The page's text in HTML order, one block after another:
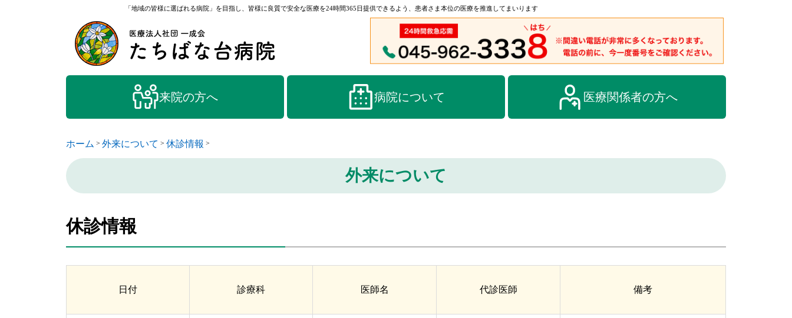
「地域の皆様に選ばれる病院」を目指し、皆様に良質で安全な医療を24時間365日提供できるよう、患者さま本位の医療を推進してまいります
来院の方へ 病院について 医療関係者の方へ
ホーム > 外来について > 休診情報 >
外来について
休診情報
日付 診療科 医師名 代診医師 備考